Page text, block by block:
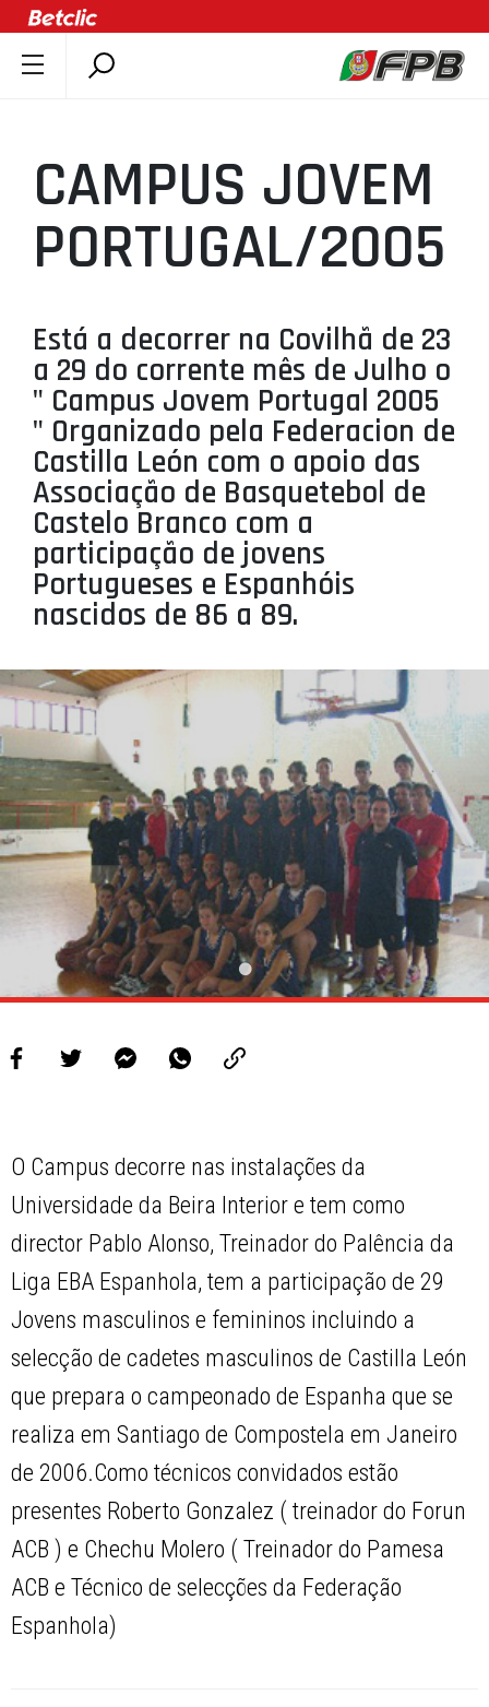
ÚLTIMAS
COMPETIÇÕES
ASSOCIAÇÕES
AGENTES
AGENDA
SELEÇÕES
MINIBASQUETE
ÁREA TÉCNICA
PROJETOS
LIGA BETCLIC MASCULINA
LIGA BETCLIC FEMININA
CAMPUS JOVEM
PORTUGAL/2005
Está a decorrer na Covilhã de 23
a 29 do corrente mês de Julho o
" Campus Jovem Portugal 2005
" Organizado pela Federacion de
Castilla León com o apoio das
Associação de Basquetebol de
Castelo Branco com a
participação de jovens
Portugueses e Espanhóis
nascidos de 86 a 89.
O Campus decorre nas instalações da
Universidade da Beira Interior e tem como
director Pablo Alonso, Treinador do Palência da
Liga EBA Espanhola, tem a participação de 29
Jovens masculinos e femininos incluindo a
selecção de cadetes masculinos de Castilla León
que prepara o campeonado de Espanha que se
realiza em Santiago de Compostela em Janeiro
de 2006.Como técnicos convidados estão
presentes Roberto Gonzalez ( treinador do Forun
ACB ) e Chechu Molero ( Treinador do Pamesa
ACB e Técnico de selecções da Federação
Espanhola)